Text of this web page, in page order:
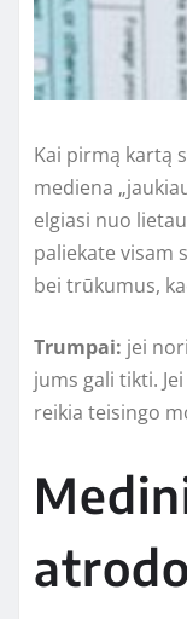
Kai pirmą kartą
mediena
elgiasi nuo
paliekate visam
bei trūkumus,
Trumpai: jei
jums gali tikti.
reikia teisingo